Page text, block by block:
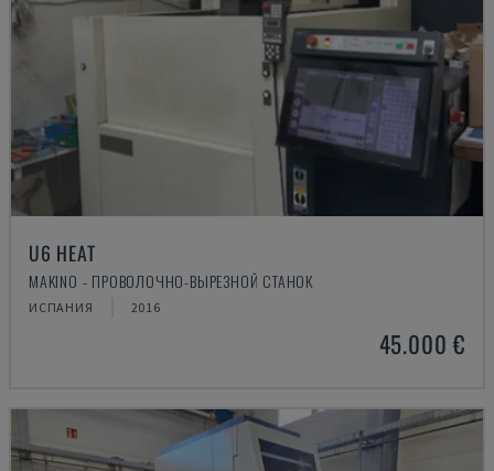
U6 HEAT
MAKINO - ПРОВОЛОЧНО-ВЫРЕЗНОЙ СТАНОК
ИСПАНИЯ 2016
45.000 €